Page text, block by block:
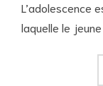
L’adolescence
laquelle le